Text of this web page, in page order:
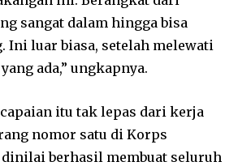
sangat dalam hingga bisa
Ini luar biasa, setelah melewati
ada,” ungkapnya.
itu tak lepas dari kerja
nomor satu di Korps
berhasil membuat seluruh